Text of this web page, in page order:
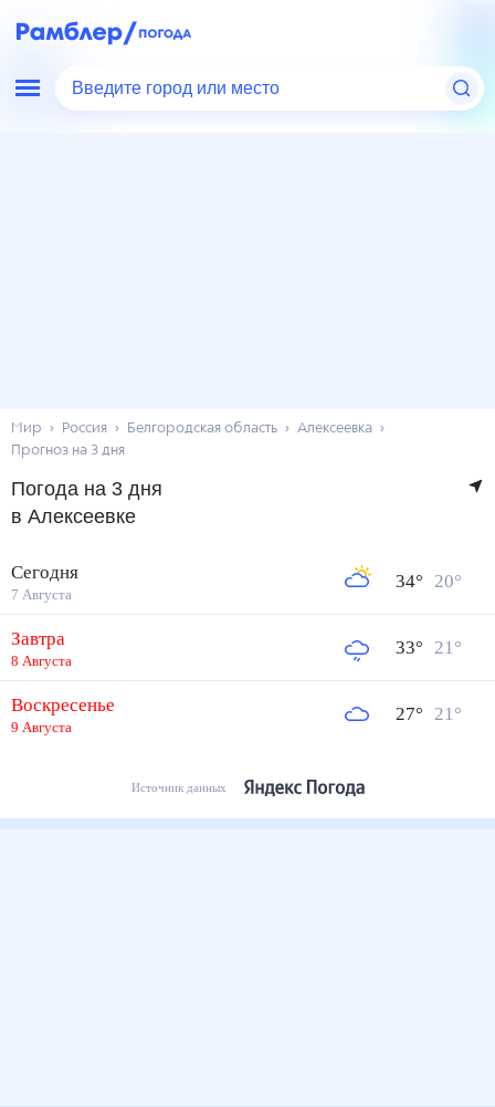
Введите город или место
Мир Россия Белгородская область
Алексеевка
Прогноз на 3 дня
Погода на 3 дня
в Алексеевке
Сегодня
7 Августа
34° 20°
Завтра
8 Августа
33° 21°
Воскресенье
9 Августа
27° 21°
Источник данных